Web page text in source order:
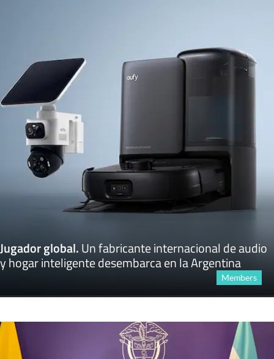
Jugador global.Un fabricante internacional de audio
y hogar inteligente desembarca en la Argentina
Members